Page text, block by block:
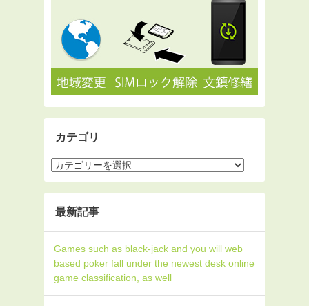
カテゴリ
最新記事
Games such as black-jack and you will web
based poker fall under the newest desk online
game classification, as well